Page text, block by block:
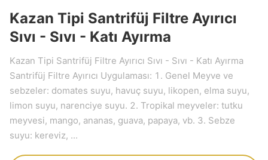
Kazan Tipi Santrifüj Filtre Ayırıcı
Sıvı - Sıvı - Katı Ayırma
Kazan Tipi Santrifüj Filtre Ayırıcı Sıvı - Sıvı - Katı Ayırma
Santrifüj Filtre Ayırıcı Uygulaması: 1. Genel Meyve ve
sebzeler: domates suyu, havuç suyu, likopen, elma suyu,
limon suyu, narenciye suyu. 2. Tropikal meyveler: tutku
meyvesi, mango, ananas, guava, papaya, vb. 3. Sebze
suyu: kereviz, ...